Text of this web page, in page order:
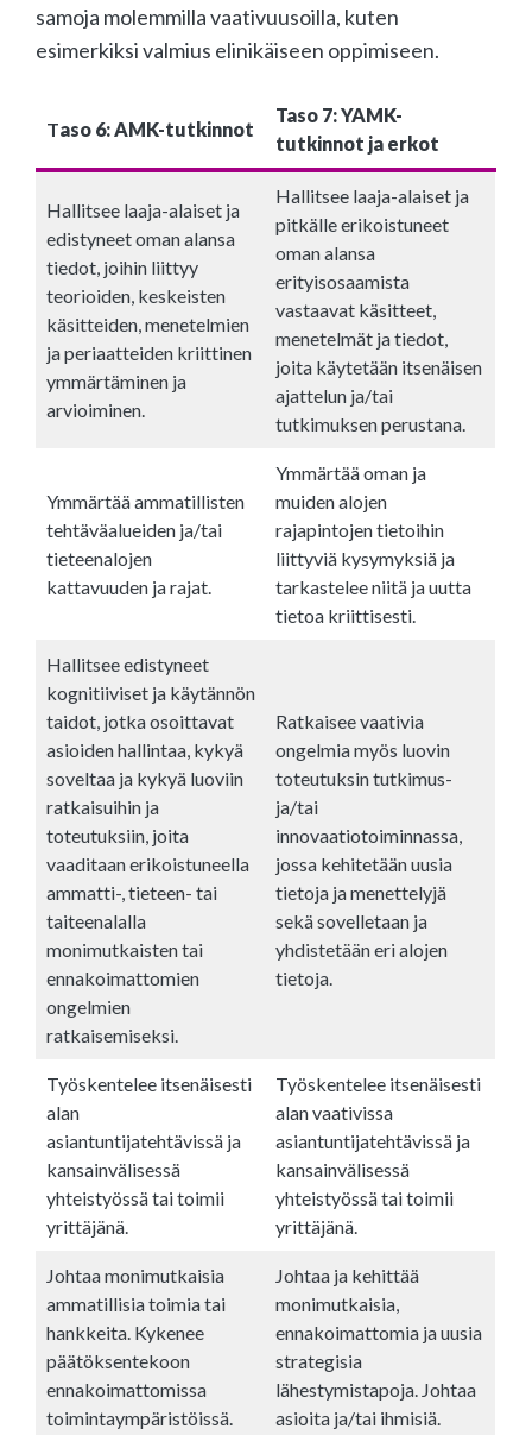
samoja molemmilla vaativuusoilla, kuten
esimerkiksi valmius elinikäiseen oppimiseen.
Taso 6: AMK-tutkinnot
Taso 7: YAMK-
tutkinnot ja erkot
Hallitsee laaja-alaiset ja
edistyneet oman alansa
tiedot, joihin liittyy
teorioiden, keskeisten
käsitteiden, menetelmien
ja periaatteiden kriittinen
ymmärtäminen ja
arvioiminen.
Hallitsee laaja-alaiset ja
pitkälle erikoistuneet
oman alansa
erityisosaamista
vastaavat käsitteet,
menetelmät ja tiedot,
joita käytetään itsenäisen
ajattelun ja/tai
tutkimuksen perustana.
Ymmärtää ammatillisten
tehtäväalueiden ja/tai
tieteenalojen
kattavuuden ja rajat.
Ymmärtää oman ja
muiden alojen
rajapintojen tietoihin
liittyviä kysymyksiä ja
tarkastelee niitä ja uutta
tietoa kriittisesti.
Hallitsee edistyneet
kognitiiviset ja käytännön
taidot, jotka osoittavat
asioiden hallintaa, kykyä
soveltaa ja kykyä luoviin
ratkaisuihin ja
toteutuksiin, joita
vaaditaan erikoistuneella
ammatti-, tieteen- tai
taiteenalalla
monimutkaisten tai
ennakoimattomien
ongelmien
ratkaisemiseksi.
Ratkaisee vaativia
ongelmia myös luovin
toteutuksin tutkimus-
ja/tai
innovaatiotoiminnassa,
jossa kehitetään uusia
tietoja ja menettelyjä
sekä sovelletaan ja
yhdistetään eri alojen
tietoja.
Työskentelee itsenäisesti
alan
asiantuntijatehtävissä ja
kansainvälisessä
yhteistyössä tai toimii
yrittäjänä.
Työskentelee itsenäisesti
alan vaativissa
asiantuntijatehtävissä ja
kansainvälisessä
yhteistyössä tai toimii
yrittäjänä.
Johtaa monimutkaisia
ammatillisia toimia tai
hankkeita. Kykenee
päätöksentekoon
ennakoimattomissa
toimintaympäristöissä.
Johtaa ja kehittää
monimutkaisia,
ennakoimattomia ja uusia
strategisia
lähestymistapoja. Johtaa
asioita ja/tai ihmisiä.